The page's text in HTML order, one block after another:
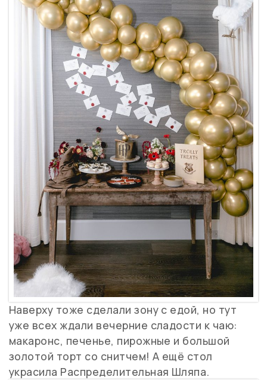
Наверху тоже сделали зону с едой, но тут
уже всех ждали вечерние сладости к чаю:
макаронс, печенье, пирожные и большой
золотой торт со снитчем! А ещё стол
украсила Распределительная Шляпа.